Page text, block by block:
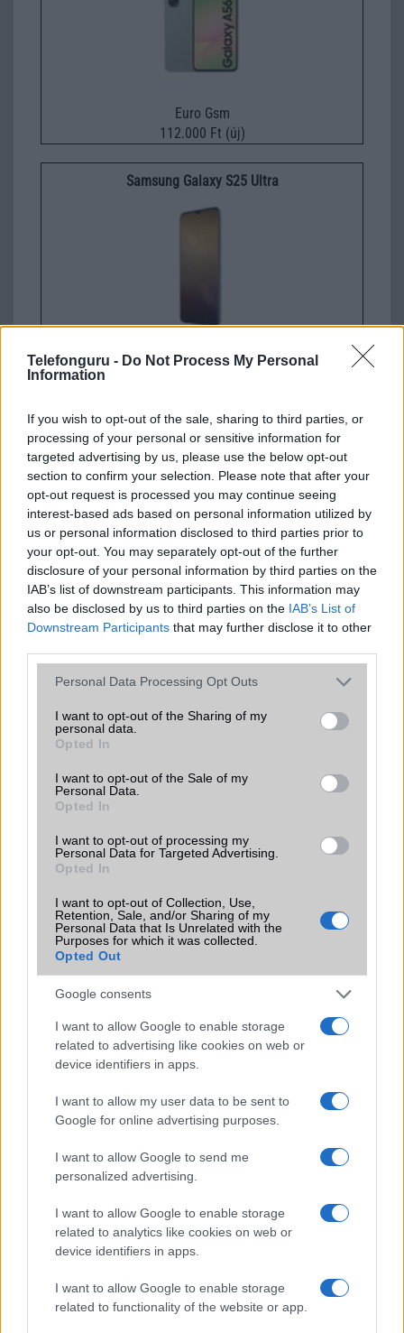
Telefonguru - Do Not Process My Personal
Information
If you wish to opt-out of the sale, sharing to third parties, or
processing of your personal or sensitive information for
targeted advertising by us, please use the below opt-out
section to confirm your selection. Please note that after your
opt-out request is processed you may continue seeing
interest-based ads based on personal information utilized by
us or personal information disclosed to third parties prior to
your opt-out. You may separately opt-out of the further
disclosure of your personal information by third parties on the
IAB’s list of downstream participants. This information may
also be disclosed by us to third parties on the IAB’s List of
Downstream Participants that may further disclose it to other
Please note that this website/app uses one or more Google
not limited to your visit or usage behaviour. You may click to
grant or deny consent to Google and its third-party tags to
use your data for below specified purposes in below Google
consent section.
Personal Data Processing Opt Outs
I want to opt-out of the Sharing of my
personal data.
Opted In
I want to opt-out of the Sale of my
Personal Data.
Opted In
I want to opt-out of processing my
Personal Data for Targeted Advertising.
Opted In
I want to opt-out of Collection, Use,
Retention, Sale, and/or Sharing of my
Personal Data that Is Unrelated with the
Purposes for which it was collected.
Opted Out
Google consents
I want to allow Google to enable storage
related to advertising like cookies on web or
device identifiers in apps.
I want to allow my user data to be sent to
Google for online advertising purposes.
I want to allow Google to send me
personalized advertising.
I want to allow Google to enable storage
related to analytics like cookies on web or
device identifiers in apps.
I want to allow Google to enable storage
related to functionality of the website or app.
Euro Gsm
112.000 Ft (új)
Samsung Galaxy S25 Ultra
Nelly GSM
245.000 Ft (használt)
Samsung Galaxy S26 Ultra
Nelly GSM
350.000 Ft (új)
Számos népszerű Samsung Galaxy
készülék kimarad a One UI 9
frissítésből – itt a lista az érintett
modellekről
2026.06.30| Phone Arena
A One UI 9 érkezése új mesterséges intelligencia-
funkciókat és továbbfejlesztett kezelőfelületet hoz,
azonban több korábbi csúcskategóriás és középkategóriás
Galaxy készülék számára ez lesz az út vége.
iPhone 18 bemutató dátum - ekkor
rántja le a leplet az Apple az új
csúcsmobilokról
2026.06.29
mellett a régóta pletykált hajlítható iPhone Ultra is
bemutatkozhat, miközben az áremelésekről szóló
találgatások továbbra is beárnyékolják a rajtot.
Az Android rejtett automatizmusai: hat
funkció, amely észrevétlenül könnyíti
meg a mindennapokat
Sok felhasználó külön alkalmazásokra esküszik, pedig az
Android már évek óta olyan intelligens funkciókat kínál,
amelyek maguktól dolgoznak a háttérben.
Ez a rejtett Samsung funkció teljesen
megváltoztatja a mobilhasználatot –
2026.07.12| Android Central
Az Edge Panel az egyik leghasznosabb funkció, amely